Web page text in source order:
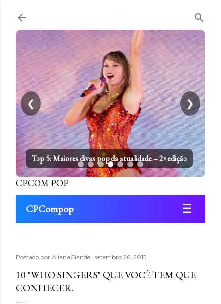
Top 5: Maiores divas pop da atualidade – 2ª edição
❮ ❯
CPCOM POP
CPCompop ☰
Postado por AlianaGlande setembro 26, 2015
10 "WHO SINGERS" QUE VOCÊ TEM QUE
CONHECER.